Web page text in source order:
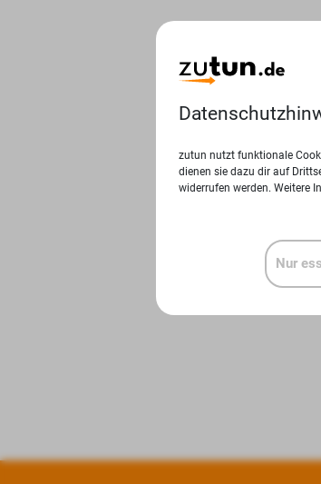
zutun nutzt funktionale
dienen sie dazu dir auf
widerrufen werden. Weitere
Nur